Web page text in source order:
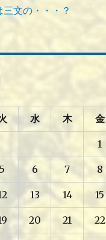
三文の・・・？
水 木 金
1
5 6 7 8
13 14 15
20 21 22